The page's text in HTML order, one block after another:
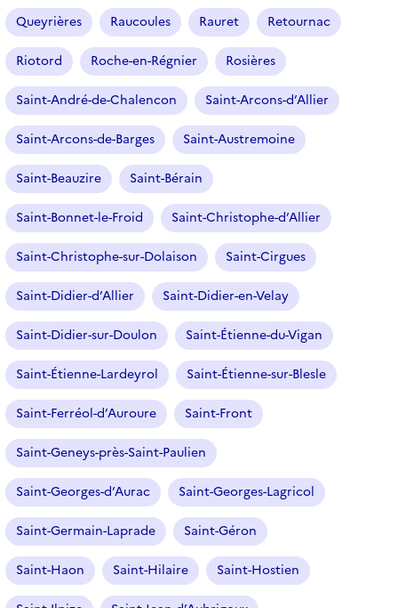
Queyrières Raucoules Rauret Retournac
Riotord Roche-en-Régnier Rosières
Saint-André-de-Chalencon Saint-Arcons-d’Allier
Saint-Arcons-de-Barges Saint-Austremoine
Saint-Beauzire Saint-Bérain
Saint-Bonnet-le-Froid Saint-Christophe-d’Allier
Saint-Christophe-sur-Dolaison Saint-Cirgues
Saint-Didier-d’Allier Saint-Didier-en-Velay
Saint-Didier-sur-Doulon Saint-Étienne-du-Vigan
Saint-Étienne-Lardeyrol Saint-Étienne-sur-Blesle
Saint-Ferréol-d’Auroure Saint-Front
Saint-Geneys-près-Saint-Paulien
Saint-Georges-d’Aurac Saint-Georges-Lagricol
Saint-Germain-Laprade Saint-Géron
Saint-Haon Saint-Hilaire Saint-Hostien